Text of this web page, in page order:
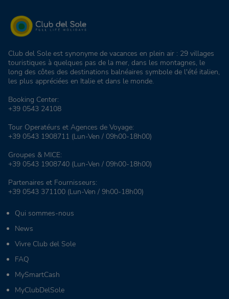
Club del Sole est synonyme de vacances en plein air : 29 villages
touristiques à quelques pas de la mer, dans les montagnes, le
long des côtes des destinations balnéaires symbole de l'été italien,
les plus appréciées en Italie et dans le monde.
Booking Center:
+39 0543 24108
Tour Operatéurs et Agences de Voyage:
+39 0543 1908711 (Lun-Ven / 09h00-18h00)
Groupes & MICE:
+39 0543 1908740 (Lun-Ven / 09h00-18h00)
Partenaires et Fournisseurs:
+39 0543 371100 (Lun-Ven / 9h00-18h00)
Qui sommes-nous
News
Vivre Club del Sole
FAQ
MySmartCash
MyClubDelSole